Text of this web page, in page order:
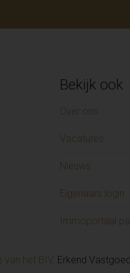
Bekijk ook
Over ons
Vacatures
Nieuws
Eigenaars login
Immoportaal
het BIV. Erkend